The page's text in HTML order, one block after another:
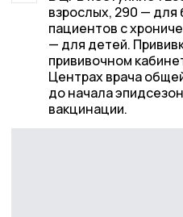
взрослых, 290 —
пациентов с
— для детей.
прививочном
Центрах врача
до начала
вакцинации.